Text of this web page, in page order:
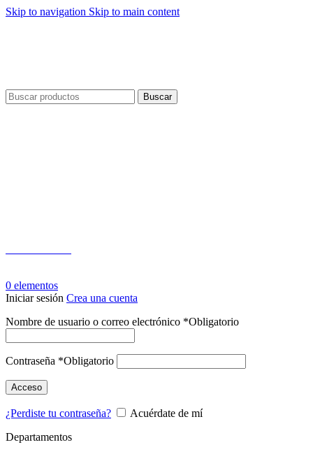
Skip to navigation Skip to main content
Buscar
0 elementos
Iniciar sesión Crea una cuenta
Nombre de usuario o correo electrónico *Obligatorio
Contraseña *Obligatorio
Acceso
¿Perdiste tu contraseña?
Acuérdate de mí
Departamentos